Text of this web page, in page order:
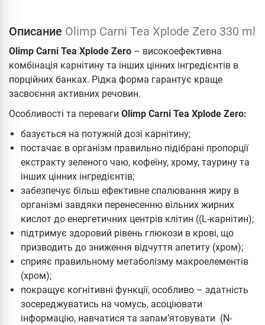
Описание Olimp Carni Tea Xplode Zero 330 ml
Olimp Carni Tea Xplode Zero – високоефективна
комбінація карнітину та інших цінних інгредієнтів в
порційних банках. Рідка форма гарантує краще
засвоєння активних речовин.
Особливості та переваги Olimp Carni Tea Xplode Zero:
базується на потужній дозі карнітину;
постачає в організм правильно підібрані пропорції
екстракту зеленого чаю, кофеїну, хрому, таурину та
інших цінних інгредієнтів;
забезпечує більш ефективне спалювання жиру в
організмі завдяки перенесенню вільних жирних
кислот до енергетичних центрів клітин ((L-карнітин);
підтримує здоровий рівень глюкози в крові, що
призводить до зниження відчуття апетиту (хром);
сприяє правильному метаболізму макроелементів
(хром);
покращує когнітивні функції, особливо – здатність
зосереджуватись на чомусь, асоціювати
інформацію, навчатися та запам’ятовувати (N-